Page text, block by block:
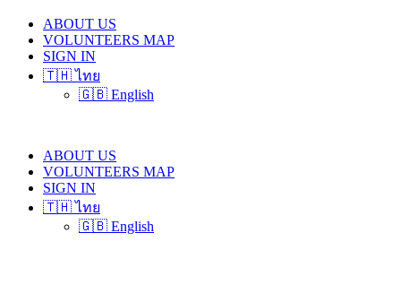
ABOUT US
VOLUNTEERS MAP
SIGN IN
🇹🇭 ไทย
🇬🇧 English
ABOUT US
VOLUNTEERS MAP
SIGN IN
🇹🇭 ไทย
🇬🇧 English